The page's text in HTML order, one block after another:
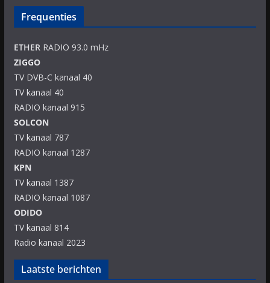
Frequenties
ETHERRADIO 93.0 mHz
ZIGGO
TV DVB-C kanaal 40
TV kanaal 40
RADIO kanaal 915
SOLCON
TV kanaal 787
RADIO kanaal 1287
KPN
TV kanaal 1387
RADIO kanaal 1087
ODIDO
TV kanaal 814
Radio kanaal 2023
Laatste berichten